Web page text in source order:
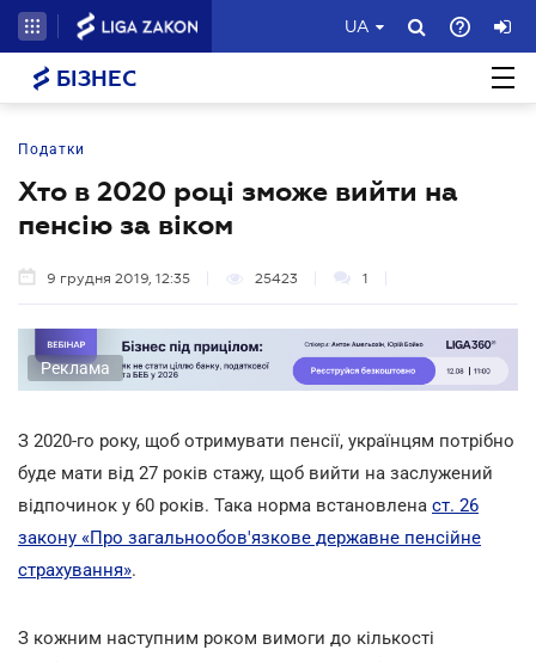
UA
БІЗНЕС
Податки
Хто в 2020 році зможе вийти на
пенсію за віком
9 грудня 2019, 12:35 25423 1
Реклама
З 2020-го року, щоб отримувати пенсії, українцям потрібно
буде мати від 27 років стажу, щоб вийти на заслужений
відпочинок у 60 років. Така норма встановлена ст. 26
закону «Про загальнообов'язкове державне пенсійне
страхування».
З кожним наступним роком вимоги до кількості